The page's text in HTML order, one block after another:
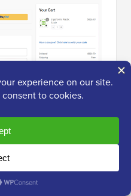
é onde ele
coisas como
, envio de um
primeira compra ou